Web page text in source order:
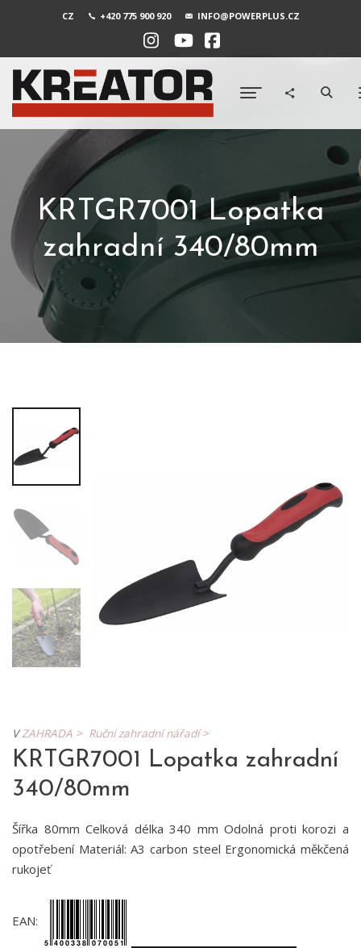
CZ +420 775 900 920 INFO@POWERPLUS.CZ
KRTGR7001 Lopatka
zahradní 340/80mm
VZAHRADA > Ruční zahradní nářadí >
KRTGR7001 Lopatka zahradní
340/80mm
Šířka 80mm Celková délka 340 mm Odolná proti korozi a
opotřebení Materiál: A3 carbon steel Ergonomická měkčená
rukojeť
EAN: